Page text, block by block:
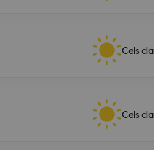
Cels
Cels